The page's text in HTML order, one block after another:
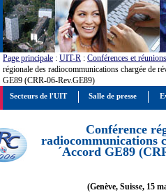
Page principale : UIT-R : Conférences et réunions
régionale des radiocommunications chargée de
GE89 (CRR-06-Rev.GE89)
Conférence
radiocommunications
´Accord GE89
(Genève, Suisse, 15
Secteurs de l'UIT Salle de presse